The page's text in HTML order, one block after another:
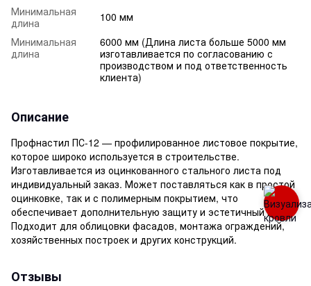
Минимальная
длина
100 мм
Минимальная
длина
6000 мм (Длина листа больше 5000 мм
изготавливается по согласованию с
производством и под ответственность
клиента)
Описание
Профнастил ПС-12 — профилированное листовое покрытие,
которое широко используется в строительстве.
Изготавливается из оцинкованного стального листа под
индивидуальный заказ. Может поставляться как в простой
оцинковке, так и с полимерным покрытием, что
обеспечивает дополнительную защиту и эстетичный вид.
Подходит для облицовки фасадов, монтажа ограждений,
хозяйственных построек и других конструкций.
Отзывы